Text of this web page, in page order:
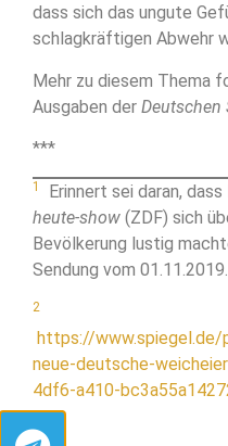
dass sich das ungute
schlagkräftigen Abwehr
Mehr zu diesem Thema
Ausgaben der Deutschen
***
1
Erinnert sei daran,
heute-show (ZDF) sich
Bevölkerung lustig
Sendung vom 01.11.2019.
2
https://
neue-deutsche-
4df6-a410-
3